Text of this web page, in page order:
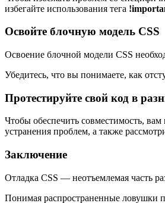
избегайте использования тега
Освойте блочную модель CSS
Освоение блочной модели CSS
Убедитесь, что вы понимаете, как
Протестируйте свой код в
Чтобы обеспечить совместимость, вам
устранения проблем, а также
Заключение
Отладка CSS — неотъемлемая часть
Понимая распространенные ловушки